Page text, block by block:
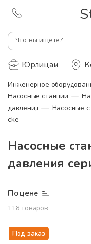
Что вы ищете?
Юрлицам
Инженерное
Насосные станции —
давления — Насосные
cke
Насосные
давления
По цене
118 товаров
Под заказ